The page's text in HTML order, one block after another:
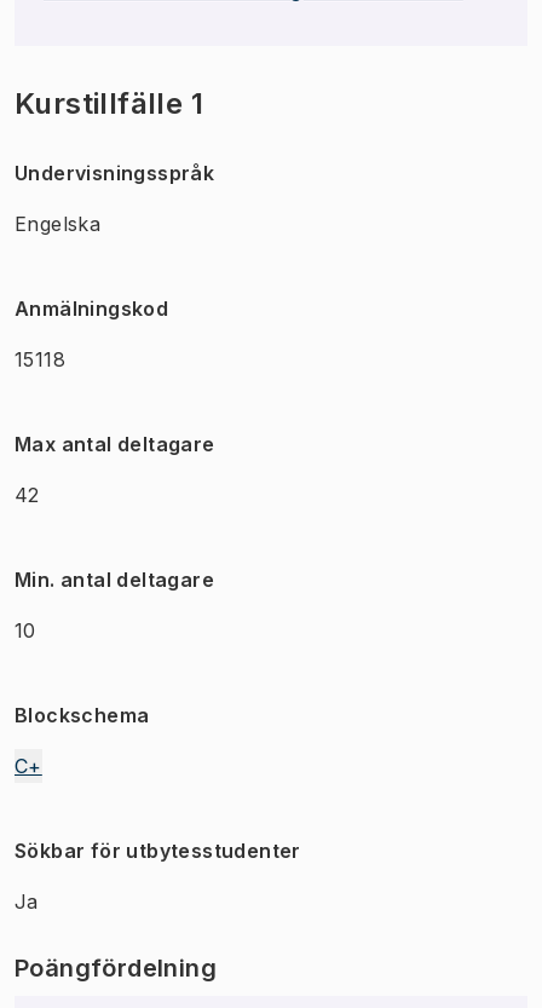
Kurstillfälle 1
Undervisningsspråk
Engelska
Anmälningskod
15118
Max antal deltagare
42
Min. antal deltagare
10
Blockschema
C+
Sökbar för utbytesstudenter
Ja
Poängfördelning